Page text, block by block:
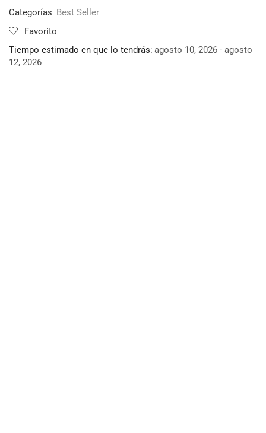
Categorías Best Seller
Favorito
Tiempo estimado en que lo tendrás: agosto 10, 2026 - agosto
12, 2026